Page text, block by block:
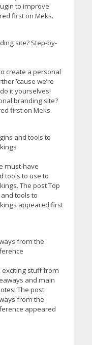
to improve
first on Meks.
site? Step-by-
create a personal
’cause we’re
it yourselves!
branding site?
first on Meks.
and tools to
must-have
tools to use to
The post Top
tools to
appeared first
from the
exciting stuff from
and main
The post
from the
appeared